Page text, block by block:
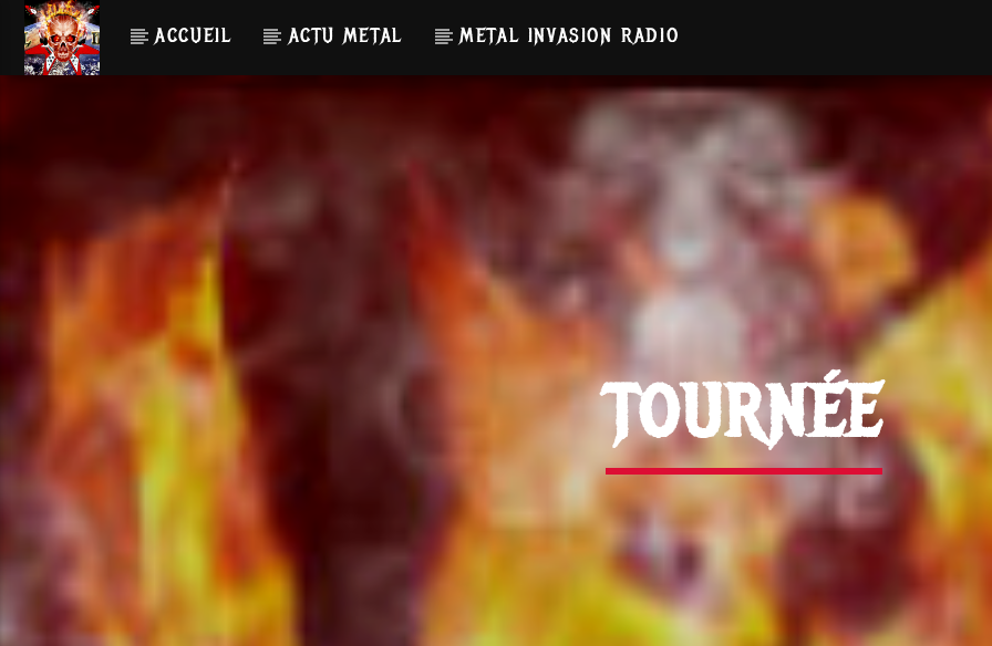
ACCUEIL ACTU METAL METAL INVASION RADIO
TOURNÉE